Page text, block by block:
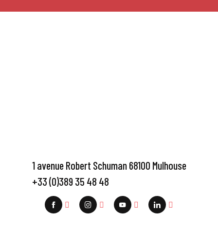
1 avenue Robert Schuman 68100 Mulhouse
+33 (0)389 35 48 48